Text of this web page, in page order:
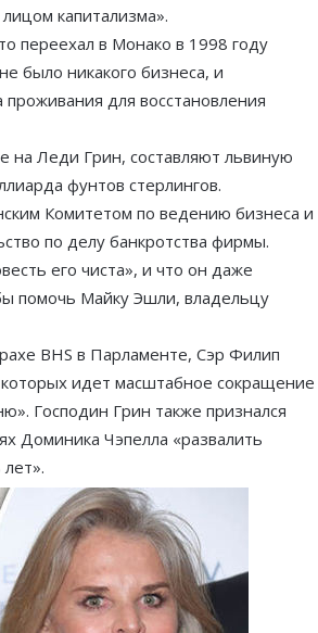
капитализма».
переехал в Монако в 1998 году
было никакого бизнеса, и
для восстановления
на Леди Грин, составляют львиную
фунтов стерлингов.
Комитетом по ведению бизнеса и
по делу банкротства фирмы.
его чиста», и что он даже
помочь Майку Эшли, владельцу
BHS в Парламенте, Сэр Филип
идет масштабное сокращение
Господин Грин также признался
Доминика Чэпелла «развалить